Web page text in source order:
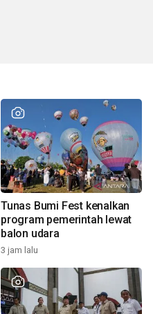
Tunas Bumi Fest kenalkan
program pemerintah lewat
balon udara
3 jam lalu